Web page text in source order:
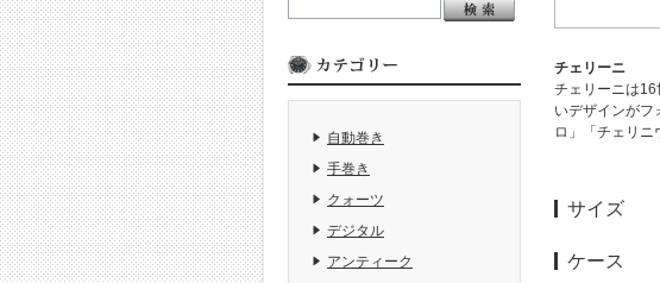
チェリーニ
チェリーニは
いデザインがフ
ロ」「チェリニ
サイズ
ケース
自動巻き
手巻き
クォーツ
デジタル
アンティーク